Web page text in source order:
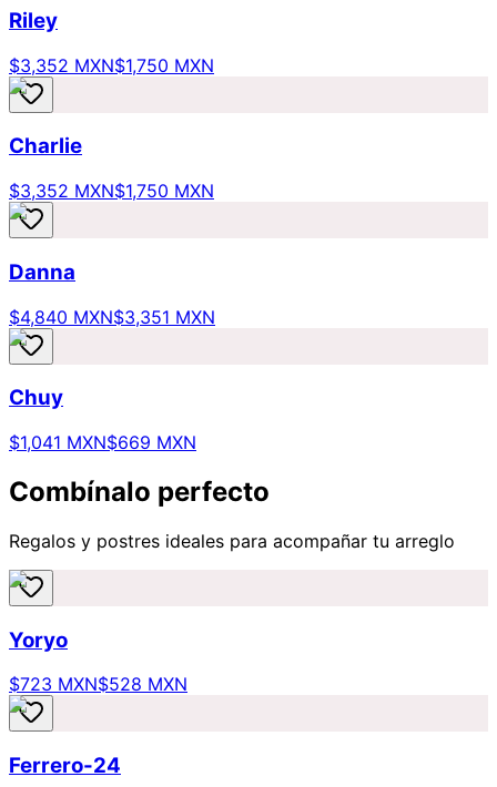
Riley
$3,352 MXN$1,750 MXN
Charlie
$3,352 MXN$1,750 MXN
Danna
$4,840 MXN$3,351 MXN
Chuy
$1,041 MXN$669 MXN
Combínalo perfecto
Regalos y postres ideales para acompañar tu arreglo
Yoryo
$723 MXN$528 MXN
Ferrero-24